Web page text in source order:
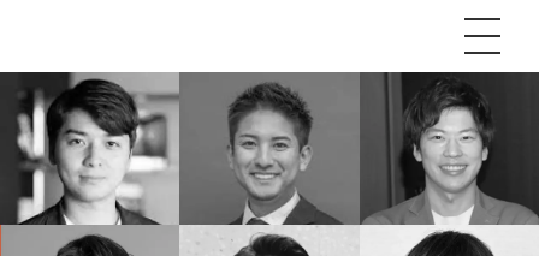
制Webマーケティング代行『マキトルくん』
でAI導入支援『あいのりAI』